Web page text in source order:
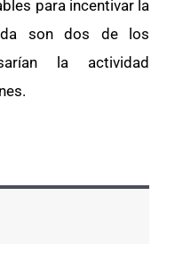
para incentivar la
son dos de los
la actividad